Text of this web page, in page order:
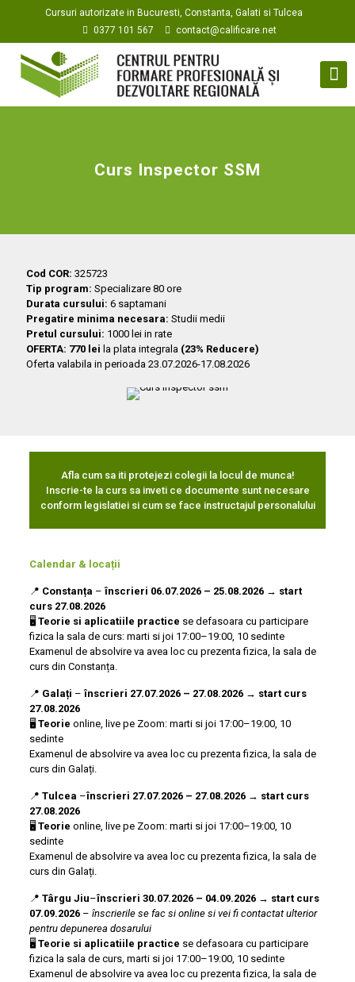
Cursuri autorizate in Bucuresti, Constanta, Galati si Tulcea
0377 101 567
contact@calificare.net
Curs Inspector SSM
Cod COR: 325723
Tip program: Specializare 80 ore
Durata cursului: 6 saptamani
Pregatire minima necesara: Studii medii
Pretul cursului: 1000 lei in rate
OFERTA: 770 lei la plata integrala (23% Reducere)
Oferta valabila in perioada 23.07.2026-17.08.2026
Afla cum sa iti protejezi colegii la locul de munca!
Inscrie-te la curs sa inveti ce documente sunt necesare
conform legislatiei si cum se face instructajul personalului
Calendar & locații
📍 Constanța –înscrieri 06.07.2026 – 25.08.2026→ start
curs 27.08.2026
🖥️ Teorie si aplicatiile practice se defasoara cu participare
fizica la sala de curs: marti si joi 17:00–19:00, 10 sedinte
Examenul de absolvire va avea loc cu prezenta fizica, la sala de
curs din Constanța.
📍 Galați –înscrieri 27.07.2026– 27.08.2026→ start curs
27.08.2026
🖥️ Teorie online, live pe Zoom: marti si joi 17:00–19:00, 10
sedinte
Examenul de absolvire va avea loc cu prezenta fizica, la sala de
curs din Galați.
📍 Tulcea –înscrieri 27.07.2026– 27.08.2026→ start curs
27.08.2026
🖥️ Teorie online, live pe Zoom: marti si joi 17:00–19:00, 10
sedinte
Examenul de absolvire va avea loc cu prezenta fizica, la sala de
curs din Galați.
📍 Târgu Jiu–înscrieri 30.07.2026 – 04.09.2026→ start curs
07.09.2026 – înscrierile se fac si online si vei fi contactat ulterior
pentru depunerea dosarului
🖥️ Teorie si aplicatiile practice se defasoara cu participare
fizica la sala de curs, marti si joi 17:00–19:00, 10 sedinte
Examenul de absolvire va avea loc cu prezenta fizica, la sala de